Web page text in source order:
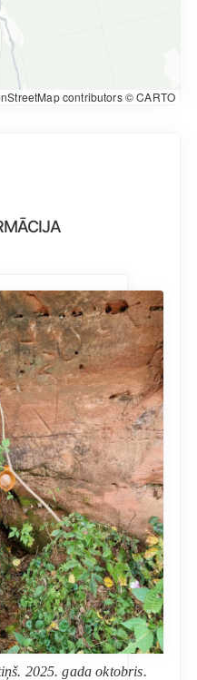
contributors © CARTO
2025. gada oktobris.